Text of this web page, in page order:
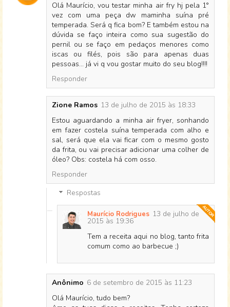
Olá Maurício, vou testar minha air fry hj pela 1°
vez com uma peça dw maminha suína pré
temperada. Será q fica bom? E também estou na
dúvida se faço inteira como sua sugestão do
pernil ou se faço em pedaços menores como
iscas ou filés, pois são para apenas duas
pessoas... já vi q vou gostar muito do seu blog!!!!
Responder
Zione Ramos 13 de julho de 2015 às 18:33
Estou aguardando a minha air fryer, sonhando
em fazer costela suína temperada com alho e
sal, será que ela vai ficar com o mesmo gosto
da frita, ou vai precisar adicionar uma colher de
óleo? Obs: costela há com osso.
Responder
Respostas
Maurício Rodrigues 13 de julho de
2015 às 19:36
Tem a receita aqui no blog, tanto frita
comum como ao barbecue ;)
Anônimo 6 de setembro de 2015 às 11:23
Olá Maurício, tudo bem?